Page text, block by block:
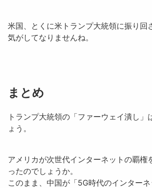
米国、とくに米トランプ大統領に振り回
気がしてなりませんね。
まとめ
トランプ大統領の「ファーウェイ潰し 」
ょう。
アメリカが次世代インターネットの覇権
ったのでしょうか。
このまま、中国が「5G時代のインターネ